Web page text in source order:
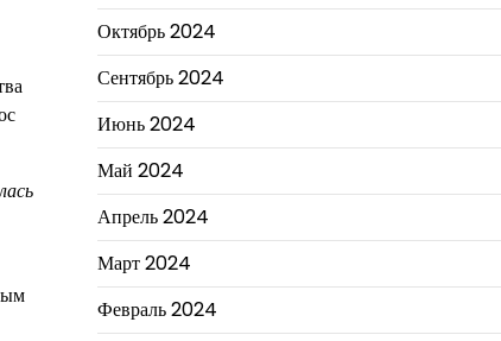
Октябрь 2024
Сентябрь 2024
Июнь 2024
Май 2024
Апрель 2024
Март 2024
Февраль 2024